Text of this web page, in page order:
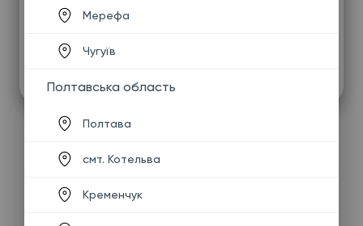
Мерефа
Чугуїв
Полтавська область
Полтава
смт. Котельва
Кременчук